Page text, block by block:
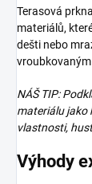
Terasová
materiálů,
dešti nebo
NÁŠ TIP:
materiálu jako
vlastnosti,
Výhody